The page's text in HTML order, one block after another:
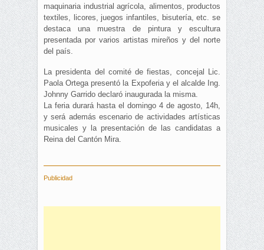
maquinaria industrial agrícola, alimentos, productos
textiles, licores, juegos infantiles, bisutería, etc. se
destaca una muestra de pintura y escultura
presentada por varios artistas mireños y del norte
del país.
La presidenta del comité de fiestas, concejal Lic.
Paola Ortega presentó la Expoferia y el alcalde Ing.
Johnny Garrido declaró inaugurada la misma.
La feria durará hasta el domingo 4 de agosto, 14h,
y será además escenario de actividades artísticas
musicales y la presentación de las candidatas a
Reina del Cantón Mira.
Publicidad